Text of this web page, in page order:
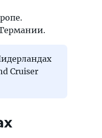
Cruiser